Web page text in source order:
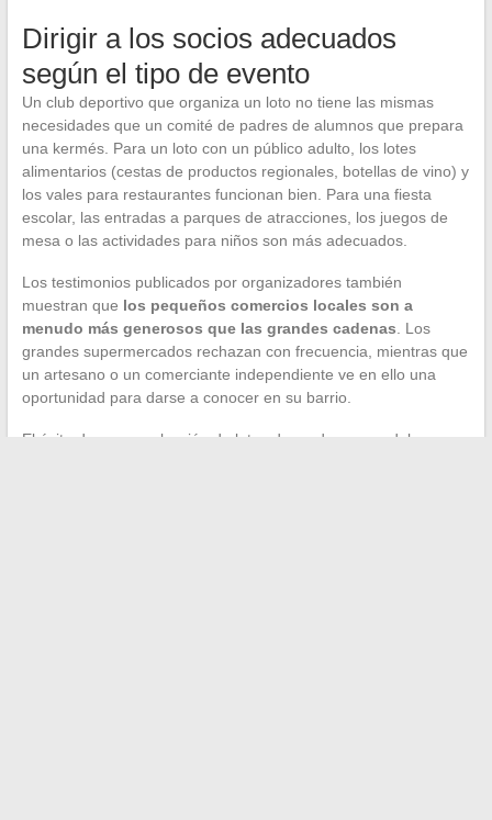
Dirigir a los socios adecuados
según el tipo de evento
Un club deportivo que organiza un loto no tiene las mismas
necesidades que un comité de padres de alumnos que prepara
una kermés. Para un loto con un público adulto, los lotes
alimentarios (cestas de productos regionales, botellas de vino) y
los vales para restaurantes funcionan bien. Para una fiesta
escolar, las entradas a parques de atracciones, los juegos de
mesa o las actividades para niños son más adecuados.
Los testimonios publicados por organizadores también
muestran que los pequeños comercios locales son a
menudo más generosos que las grandes cadenas . Los
grandes supermercados rechazan con frecuencia, mientras que
un artesano o un comerciante independiente ve en ello una
oportunidad para darse a conocer en su barrio.
El éxito de una recolección de lotes depende menos del